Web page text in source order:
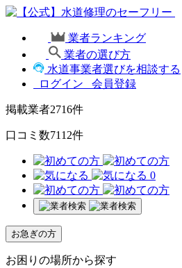
業者ランキング
業者の選び方
水道事業者選びを相談する
ログイン
会員登録
掲載業者2716件
口コミ数7112件
0
お急ぎの方
お困りの場所から探す